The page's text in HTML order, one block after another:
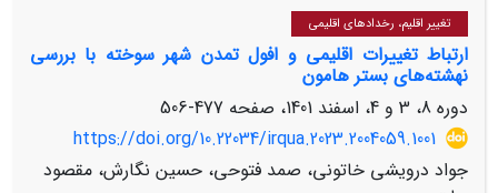
تغییر اقلیم، رخدادهای اقلیمی
ارتباط تغییرات اقلیمی و افول تمدن شهر سوخته با بررسی
نهشته‌های بستر هامون
دوره 8، 3 و 4، اسفند 1401، صفحه
477-506
https://doi.org/10.22034/irqua.2023.2004059.1001
جواد درویشی خاتونی، صمد فتوحی، حسین نگارش، مقصود